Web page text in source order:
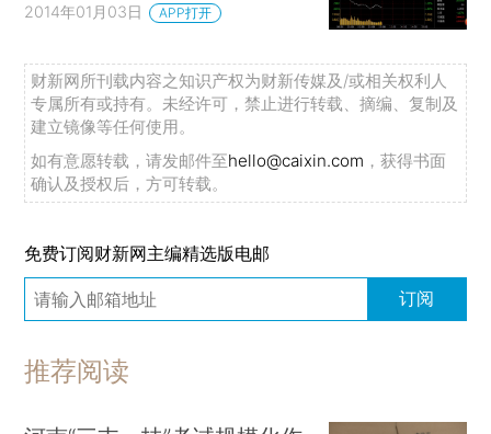
2014年01月03日 APP打开
财新网所刊载内容之知识产权为财新传媒及/或相关权利人
专属所有或持有。未经许可，禁止进行转载、摘编、复制及
建立镜像等任何使用。
如有意愿转载，请发邮件至hello@caixin.com ，获得书面
确认及授权后，方可转载。
免费订阅财新网主编精选版电邮
订阅
推荐阅读